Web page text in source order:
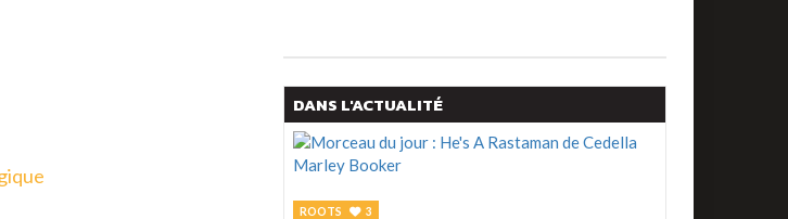
DANS L'ACTUALITÉ
ROOTS 3